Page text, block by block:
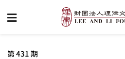
第 431 期